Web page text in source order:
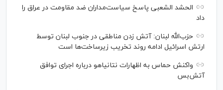
الحشد الشعبی پاسخ سیاست‌مداران ضد مقاومت در عراق را
داد
حزب‌الله لبنان: آتش زدن مناطقی در جنوب لبنان توسط
ارتش اسرائیل ادامه روند تخریب زیرساخت‌ها است
واکنش حماس به اظهارات نتانیاهو درباره اجرای توافق
آتش‌بس